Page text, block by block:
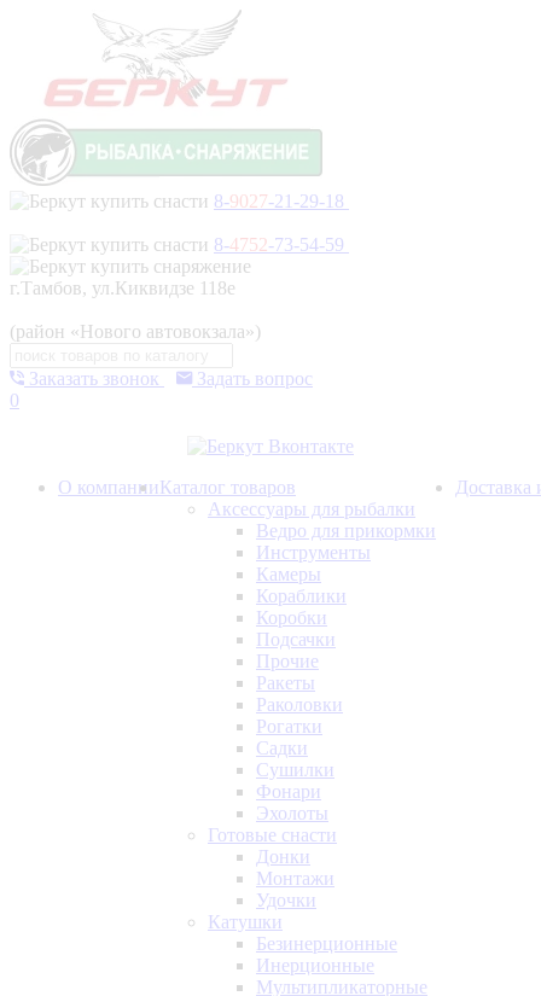
8-9027-21-29-18
8-4752-73-54-59
г.Тамбов, ул.Киквидзе 118е
(район «Нового автовокзала»)
Заказать звонок
Задать вопрос
0
О компанииКаталог товаров
Аксессуары для рыбалки
Ведро для прикормки
Инструменты
Камеры
Кораблики
Коробки
Подсачки
Прочие
Ракеты
Раколовки
Рогатки
Садки
Сушилки
Фонари
Эхолоты
Готовые снасти
Донки
Монтажи
Удочки
Катушки
Безинерционные
Инерционные
Мультипликаторные
Доставка